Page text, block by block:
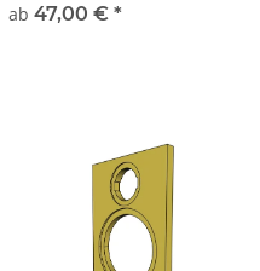
ab 47,00 € *